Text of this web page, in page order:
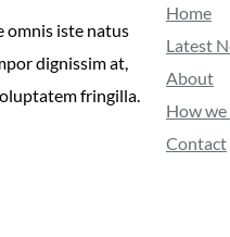
omnis iste natus
dignissim at,
fringilla.
Home
Latest
About
How
Contact